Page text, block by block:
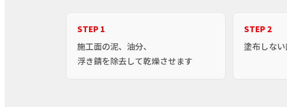
STEP 1
施工面の泥、油分、
浮き錆を除去して乾燥させます
STEP 2
塗布しな